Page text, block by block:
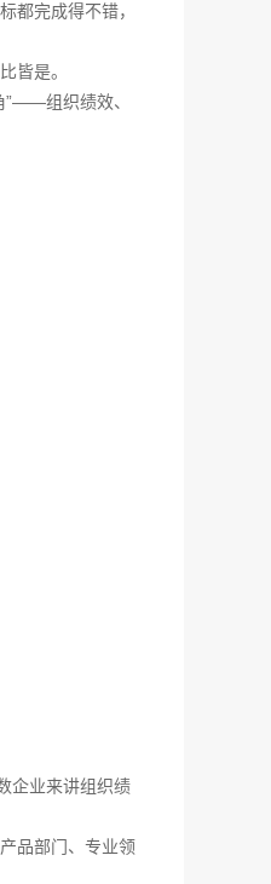
都完成得不错，
皆是。
”——组织绩效、
企业来讲组织绩
品部门、专业领